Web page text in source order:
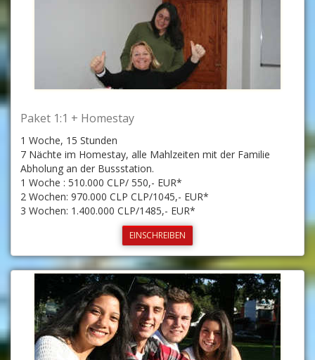
Paket 1:1 + Homestay
1 Woche, 15 Stunden
7 Nächte im Homestay, alle Mahlzeiten mit der Familie
Abholung an der Bussstation.
1 Woche : 510.000 CLP/ 550,- EUR*
2 Wochen: 970.000 CLP CLP/1045,- EUR*
3 Wochen: 1.400.000 CLP/1485,- EUR*
EINSCHREIBEN